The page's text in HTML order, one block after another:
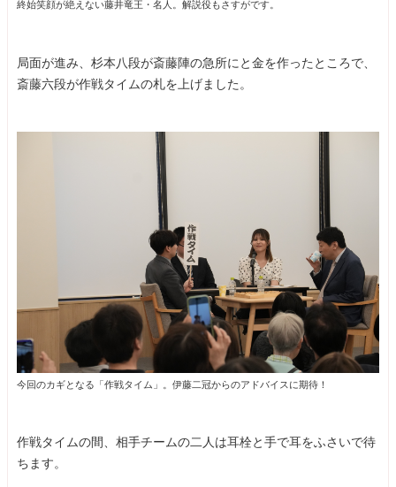
終始笑顔が絶えない藤井竜王・名人。解説役もさすがです。
局面が進み、杉本八段が斎藤陣の急所にと金を作ったところで、
斎藤六段が作戦タイムの札を上げました。
今回のカギとなる「作戦タイム」。伊藤二冠からのアドバイスに期待！
作戦タイムの間、相手チームの二人は耳栓と手で耳をふさいで待
ちます。